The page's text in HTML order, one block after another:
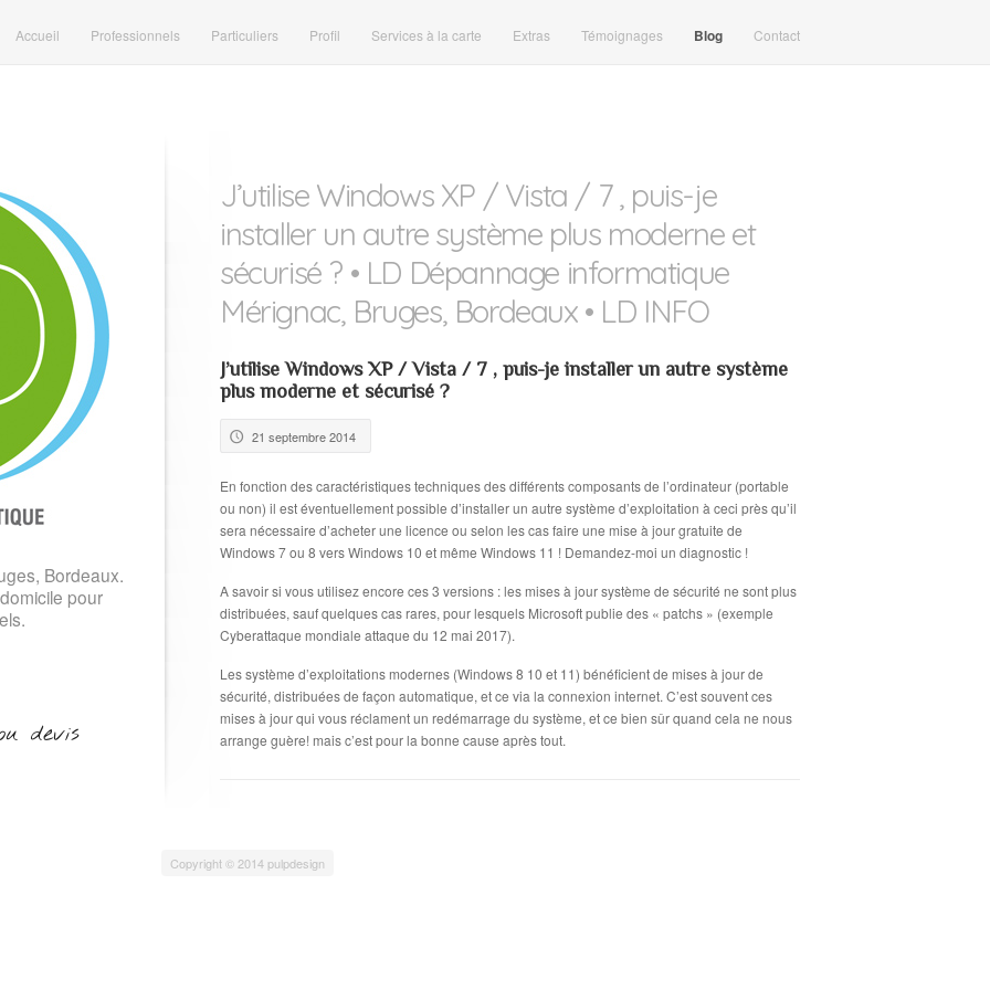
Accueil Professionnels Particuliers Profil Services à la carte Extras Témoignages Blog Contact
Bordeaux.
pour
devis
J’utilise Windows XP / Vista / 7 , puis-je
installer un autre système plus moderne et
sécurisé ? • LD Dépannage informatique
Mérignac, Bruges, Bordeaux • LD INFO
J’utilise Windows XP / Vista / 7 , puis-je installer un autre système
plus moderne et sécurisé ?
🕔 21 septembre 2014
En fonction des caractéristiques techniques des différents composants de l’ordinateur (portable
ou non) il est éventuellement possible d’installer un autre système d’exploitation à ceci près qu’il
sera nécessaire d’acheter une licence ou selon les cas faire une mise à jour gratuite de
Windows 7 ou 8 vers Windows 10 et même Windows 11 ! Demandez-moi un diagnostic !
A savoir si vous utilisez encore ces 3 versions : les mises à jour système de sécurité ne sont plus
distribuées, sauf quelques cas rares, pour lesquels Microsoft publie des « patchs » (exemple
Cyberattaque mondiale attaque du 12 mai 2017).
Les système d’exploitations modernes (Windows 8 10 et 11) bénéficient de mises à jour de
sécurité, distribuées de façon automatique, et ce via la connexion internet. C’est souvent ces
mises à jour qui vous réclament un redémarrage du système, et ce bien sûr quand cela ne nous
arrange guère! mais c’est pour la bonne cause après tout.
Copyright © 2014 pulpdesign